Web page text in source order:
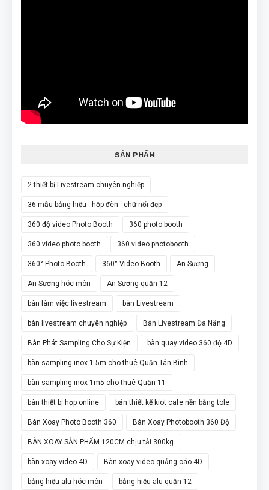
SẢN PHẨM
2 thiết bị Livestream chuyên nghiệp
36 mẫu bảng hiệu - hộp đèn - chữ nổi đẹp
360 độ video Photo Booth 360 photo booth
360 video photo booth 360 video photobooth
360° Photo Booth 360° Video Booth An Sương
An Sương hóc môn An Sương quận 12
bàn làm việc livestream bàn Livestream
bàn livestream chuyên nghiệp Bàn Livestream Đa Năng
Bàn Phát Sampling Cho Sự Kiện bàn quay video 360 độ 4D
bàn sampling inox 1.5m cho thuê Quận Tân Bình
bàn sampling inox 1m5 cho thuê Quận 11
bàn thiết bị họp online bản thiết kế kiot cafe nền bằng tole
Bàn Xoay Photo Booth 360 Bàn Xoay Photobooth 360 Độ
BÀN XOAY SẢN PHẨM 120CM chịu tải 300kg
bàn xoay video 4D Bàn xoay video quảng cáo 4D
bảng hiệu alu hóc môn bảng hiệu alu quận 12